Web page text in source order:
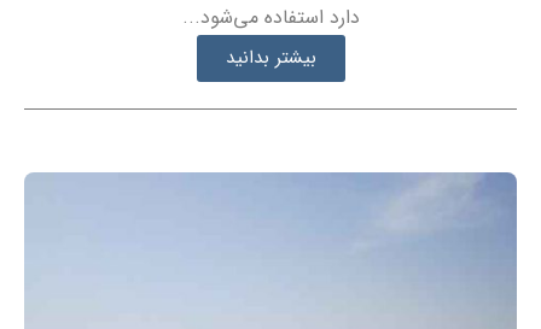
دارد استفاده می‌شود...
بیشتر بدانید